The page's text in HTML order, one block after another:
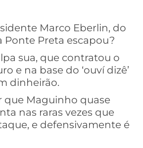
Marco Eberlin, do
Ponte Preta escapou?
sua, que contratou o
e na base do ‘ouví dizê’
dinheirão.
que Maguinho quase
nas raras vezes que
e defensivamente é